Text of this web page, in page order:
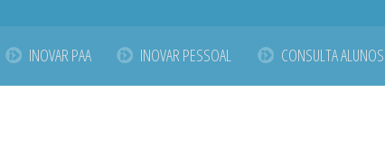
INOVAR PAA INOVAR PESSOAL CONSULTA ALUNOS